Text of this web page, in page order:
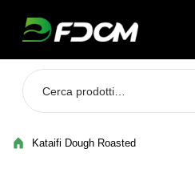
Kataifi Dough Roasted